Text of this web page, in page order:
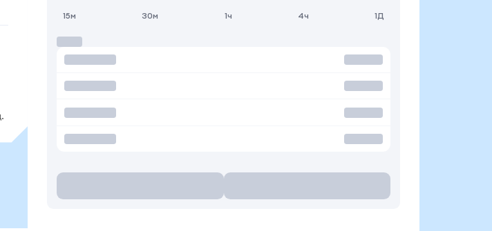
15м 30м 1ч 4ч 1Д